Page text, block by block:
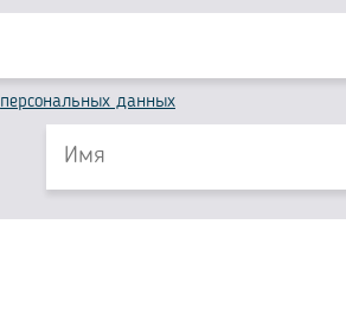
персональных данных